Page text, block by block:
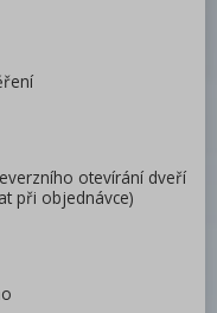
otevírání dveří
při objednávce)